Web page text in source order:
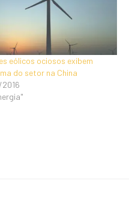
eólicos ociosos exibem
do setor na China